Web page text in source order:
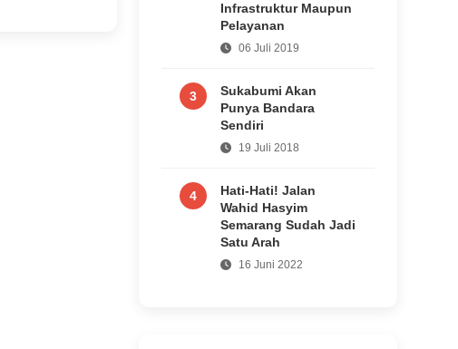
Infrastruktur Maupun
Pelayanan
06 Juli 2019
3
Sukabumi Akan
Punya Bandara
Sendiri
19 Juli 2018
4
Hati-Hati! Jalan
Wahid Hasyim
Semarang Sudah Jadi
Satu Arah
16 Juni 2022